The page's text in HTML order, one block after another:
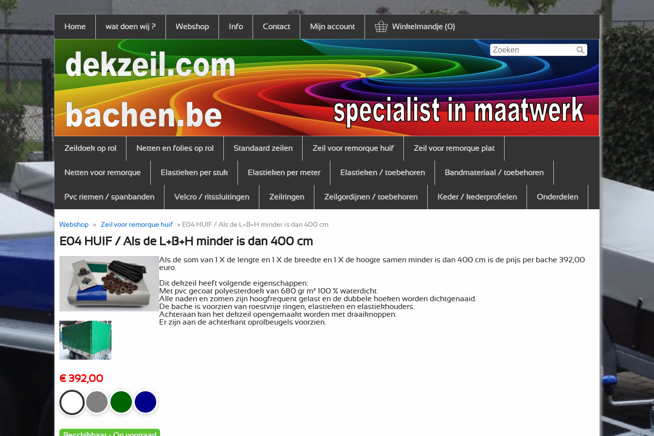
Home wat doen wij ? Webshop Info Contact Mijn account Winkelmandje (0)
Zeildoek op rol Netten en folies op rol Standaard zeilen Zeil voor remorque huif Zeil voor remorque plat
Netten voor remorque Elastieken per stuk Elastieken per meter Elastieken / toebehoren Bandmateriaal / toebehoren
Pvc riemen / spanbanden Velcro / ritssluitingen Zeilringen Zeilgordijnen / toebehoren Keder / kederprofielen Onderdelen
Webshop » Zeil voor remorque huif » E04 HUIF / Als de L+B+H minder is dan 400 cm
E04 HUIF / Als de L+B+H minder is dan 400 cm
Als de som van 1 X de lengte en 1 X de breedte en 1 X de hoogte samen minder is dan 400 cm is de prijs per bache 392,00
euro.
Dit dekzeil heeft volgende eigenschappen:
Met pvc gecoat polyesterdoek van 680 gr m² 100 % waterdicht.
Alle naden en zomen zijn hoogfrequent gelast en de dubbele hoeken worden dichtgenaaid.
De bache is voorzien van roestvrije ringen, elastieken en elastiekhouders.
Achteraan kan het dekzeil opengemaakt worden met draaiknoppen.
Er zijn aan de achterkant oprolbeugels voorzien.
€ 392,00